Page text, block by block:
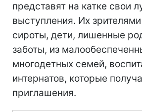
представят на катке свои
выступления. Их
сироты, дети, лишенные
заботы, из
многодетных семей,
интернатов, которые
приглашения.